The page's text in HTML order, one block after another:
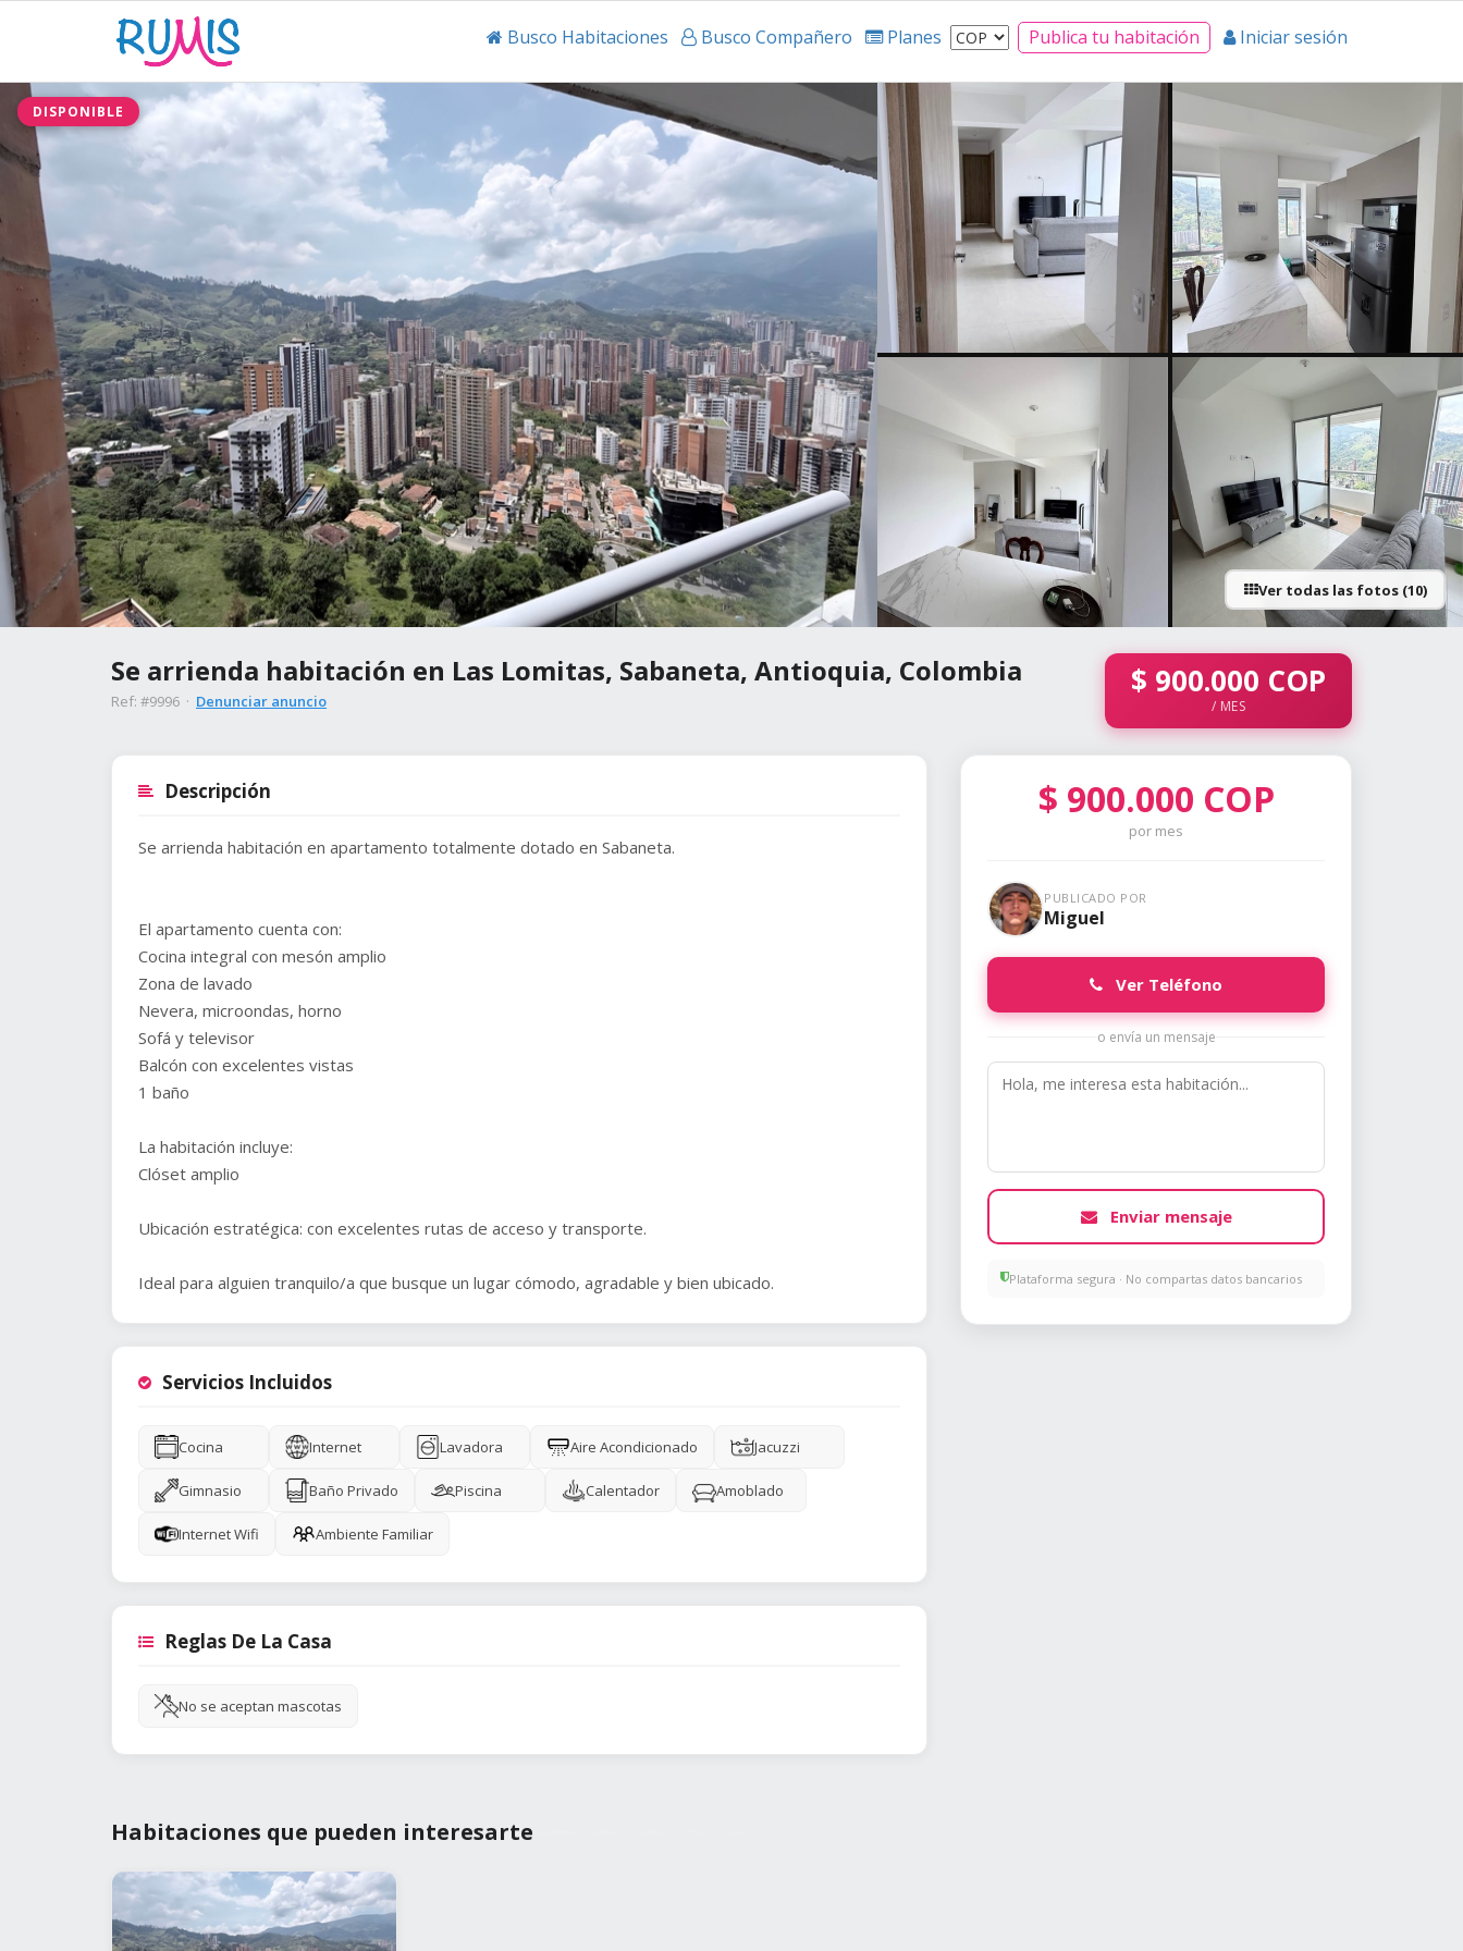
Busco Habitaciones Busco Compañero Planes Publica tu habitación Iniciar sesión
DISPONIBLE
Ver todas las fotos (10)
Se arrienda habitación en Las Lomitas, Sabaneta, Antioquia, Colombia
Ref: #9996 · Denunciar anuncio
$ 900.000 COP
/ MES
Descripción
Se arrienda habitación en apartamento totalmente dotado en Sabaneta.
El apartamento cuenta con:
Cocina integral con mesón amplio
Zona de lavado
Nevera, microondas, horno
Sofá y televisor
Balcón con excelentes vistas
1 baño
La habitación incluye:
Clóset amplio
Ubicación estratégica: con excelentes rutas de acceso y transporte.
Ideal para alguien tranquilo/a que busque un lugar cómodo, agradable y bien ubicado.
Servicios Incluidos
Cocina Internet Lavadora Aire Acondicionado Jacuzzi
Gimnasio Baño Privado Piscina Calentador Amoblado
Internet Wifi Ambiente Familiar
Reglas De La Casa
No se aceptan mascotas
$ 900.000 COP
por mes
PUBLICADO POR
Miguel
Ver Teléfono
o envía un mensaje
Enviar mensaje
Plataforma segura · No compartas datos bancarios
Habitaciones que pueden interesarte